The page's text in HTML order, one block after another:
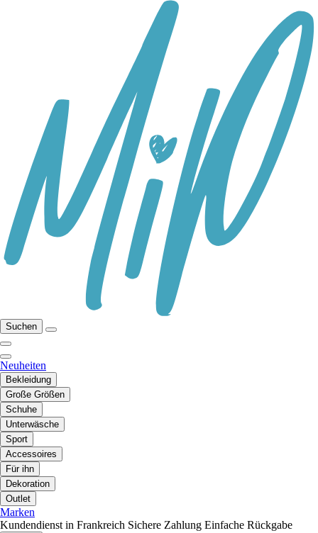
Suchen
Neuheiten
Bekleidung
Große Größen
Schuhe
Unterwäsche
Sport
Accessoires
Für ihn
Dekoration
Outlet
Marken
Kundendienst in Frankreich Sichere Zahlung Einfache Rückgabe